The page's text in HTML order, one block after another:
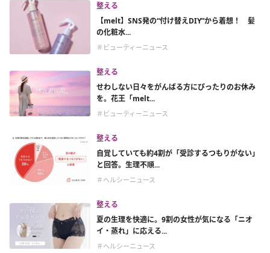
整える
【melt】SNS発の“付け替えDIY”から着想！ 髪
の化粧水...
＃ビューティーニュース
整える
せわしない日々をがんばる方にぴったりのお休み
を。花王「melt...
＃ビューティーニュース
整える
自覚していても約4割が「受診するつもりがない」
と回答。生理不順...
＃ヘルシーニュース
整える
夏の生理を快適に。9割の女性が気になる「ニオ
イ・蒸れ」に応える...
＃ヘルシーニュース